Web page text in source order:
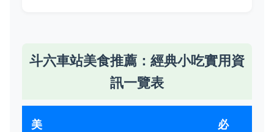
斗六車站美食推薦：經典小吃實用資
訊一覽表
美
必